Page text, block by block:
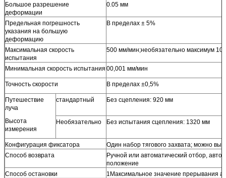
Большое разрешение
деформации
0.05 мм
Предельная погрешность
указания на большую
деформацию
В пределах ± 5%
Максимальная скорость
испытания
500 мм/мин;необязательно максимум
Минимальная скорость испытания 00,001 мм/мин
Точность скорости В пределах ±0,5%
Путешествие
луча
Высота
измерения
стандартный Без сцепления: 920 мм
Необязательно Без испытания сцепления: 1320 мм
Конфигурация фиксатора
Один набор тягового захвата; можно
Способ возврата
Ручной или автоматический отбор,
положение
Способ остановки
1Максимальное значение прерывания